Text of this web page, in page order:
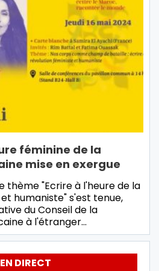
féminine de la
mise en exergue
thème "Ecrire à l'heure de la
humaniste" s'est tenue,
du Conseil de la
à l'étranger…
EN DIRECT